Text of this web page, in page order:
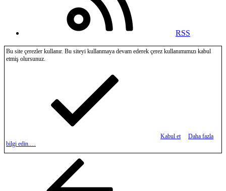
RSS
Bu site çerezler kullanır. Bu siteyi kullanmaya devam ederek çerez kullanımımızı kabul
etmiş olursunuz.
Kabul et
Daha fazla
bilgi edin.…